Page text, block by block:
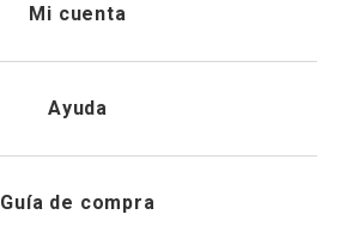
Mi cuenta
Registrarme
Ayuda
Guía de compra